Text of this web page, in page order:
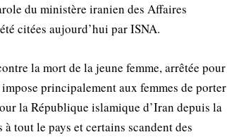
du ministère iranien des Affaires
citées aujourd’hui par ISNA.
la mort de la jeune femme, arrêtée pour
principalement aux femmes de porter
la République islamique d’Iran depuis la
tout le pays et certains scandent des